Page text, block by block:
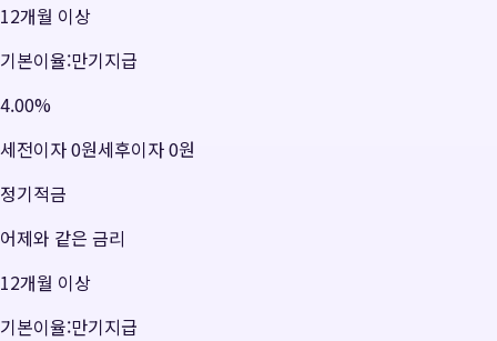
12개월 이상
기본이율:만기지급
4.00%
세전이자0원세후이자0원
정기적금
어제와 같은 금리
12개월 이상
기본이율:만기지급